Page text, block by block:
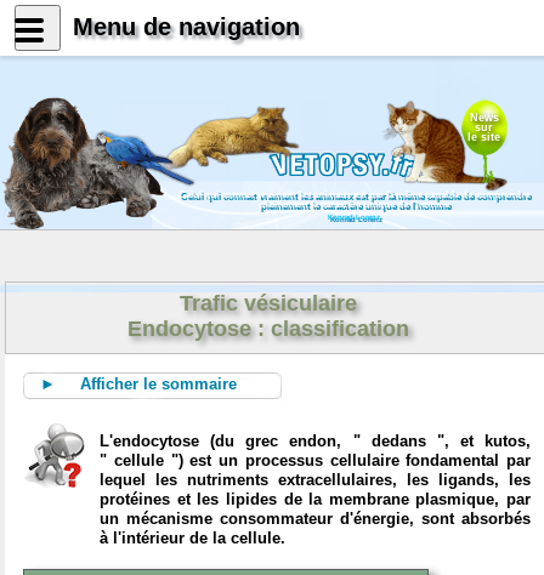
News
sur
le site
Celui qui connait vraiment les animaux est par là même capable de comprendre
pleinement le caractère unique de l'homme
Konrad Lorenz
Trafic vésiculaire
Endocytose : classification
► Afficher le sommaire
L'endocytose (du grec endon, " dedans ", et kutos,
" cellule ") est un processus cellulaire fondamental par
lequel les nutriments extracellulaires, les ligands, les
protéines et les lipides de la membrane plasmique, par
un mécanisme consommateur d'énergie, sont absorbés
à l'intérieur de la cellule.
Menu de navigation